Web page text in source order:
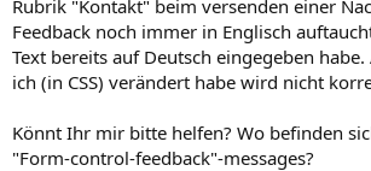
Rubrik "Kontakt" beim versenden einer
Feedback noch immer in Englisch
Text bereits auf Deutsch eingegeben
ich (in CSS) verändert habe wird nicht
Könnt Ihr mir bitte helfen? Wo befinden
"Form-control-feedback"-messages?